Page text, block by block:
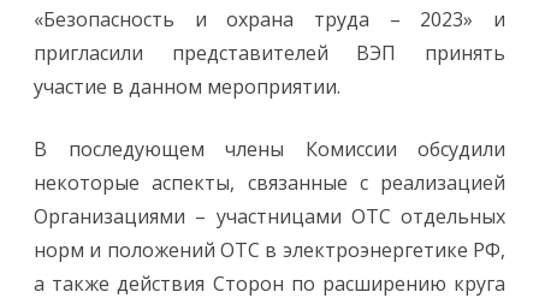
«Безопасность и охрана труда – 2023» и
пригласили представителей ВЭП принять
участие в данном мероприятии.
В последующем члены Комиссии обсудили
некоторые аспекты, связанные с реализацией
Организациями – участницами ОТС отдельных
норм и положений ОТС в электроэнергетике РФ,
а также действия Сторон по расширению круга